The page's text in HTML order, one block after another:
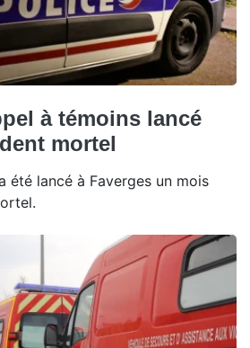
à témoins lancé
mortel
été lancé à Faverges un mois